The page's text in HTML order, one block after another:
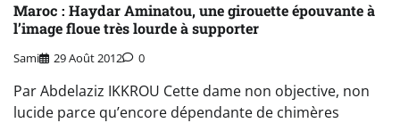
Maroc : Haydar Aminatou, une girouette épouvante à
l’image floue très lourde à supporter
Sami 29 Août 2012 0
Par Abdelaziz IKKROU Cette dame non objective, non
lucide parce qu’encore dépendante de chimères